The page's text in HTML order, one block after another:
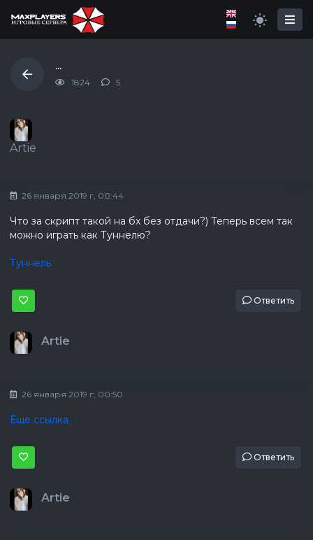
...
1824 5
Artie
26 января 2019 г, 00:44
Что за скрипт такой на бх без отдачи?) Теперь всем так
можно играть как Туннелю?
Туннель
Ответить
Artie
26 января 2019 г, 00:50
Еще ссылка
Ответить
Artie